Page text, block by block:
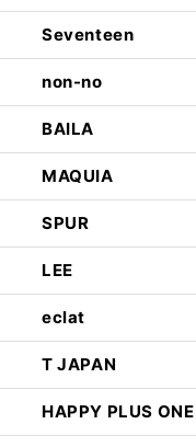
Seventeen
non-no
BAILA
MAQUIA
SPUR
LEE
eclat
T JAPAN
HAPPY PLUS ONE